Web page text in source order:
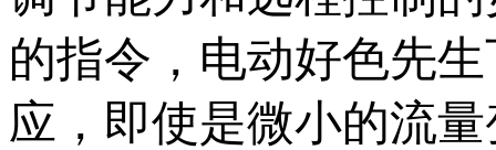
的指令，电动好色先
应，即使是微小的流